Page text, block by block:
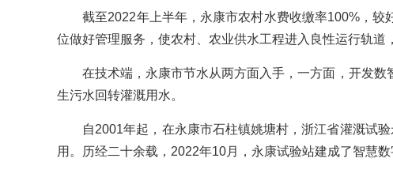
截至2022年上半年，永康市农村水费收缴率100%，较
位做好管理服务，使农村、农业供水工程进入良性运行轨道
在技术端，永康市节水从两方面入手，一方面，开发数
生污水回转灌溉用水。
自2001年起，在永康市石柱镇姚塘村，浙江省灌溉试验
用。历经二十余载，2022年10月，永康试验站建成了智慧数